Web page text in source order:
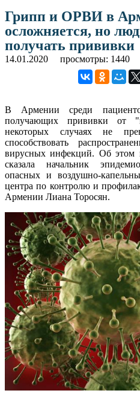
Грипп и ОРВИ в
осложняется, но
получать прививки
14.01.2020 просмотры: 1440
В Армении среди
получающих прививки от
некоторых случаях не
способствовать
вирусных инфекций. Об этом
сказала начальник
опасных и воздушно-
центра по контролю и
Армении Лиана Торосян.